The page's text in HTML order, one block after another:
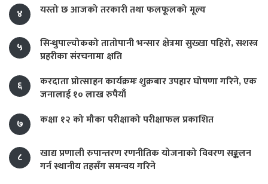
४
यस्तो छ आजको तरकारी तथा फलफूलको मूल्य
५
सिन्धुपाल्चोकको तातोपानी भन्सार क्षेत्रमा सुख्खा पहिरो, सशस्त्र
प्रहरीका संरचनामा क्षति
६
करदाता प्रोत्साहन कार्यक्रमः शुक्रबार उपहार घोषणा गरिने, एक
जनालाई १० लाख रुपैयाँ
७
कक्षा १२ को मौका परीक्षाको परीक्षाफल प्रकाशित
८
खाद्य प्रणाली रुपान्तरण रणनीतिक योजनाको विवरण सङ्कलन
गर्न स्थानीय तहसँग समन्वय गरिने